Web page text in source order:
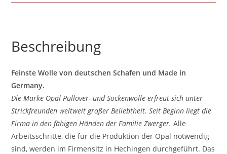
Beschreibung
Feinste Wolle von deutschen Schafen und Made in
Germany.
Die Marke Opal Pullover- und Sockenwolle erfreut sich unter
Strickfreunden weltweit großer Beliebtheit. Seit Beginn liegt die
Firma in den fähigen Händen der Familie Zwerger. Alle
Arbeitsschritte, die für die Produktion der Opal notwendig
sind, werden im Firmensitz in Hechingen durchgeführt. Das